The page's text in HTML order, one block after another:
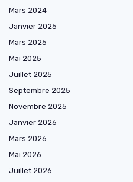
Mars 2024
Janvier 2025
Mars 2025
Mai 2025
Juillet 2025
Septembre 2025
Novembre 2025
Janvier 2026
Mars 2026
Mai 2026
Juillet 2026